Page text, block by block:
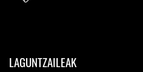
LAGUNTZAILEAK